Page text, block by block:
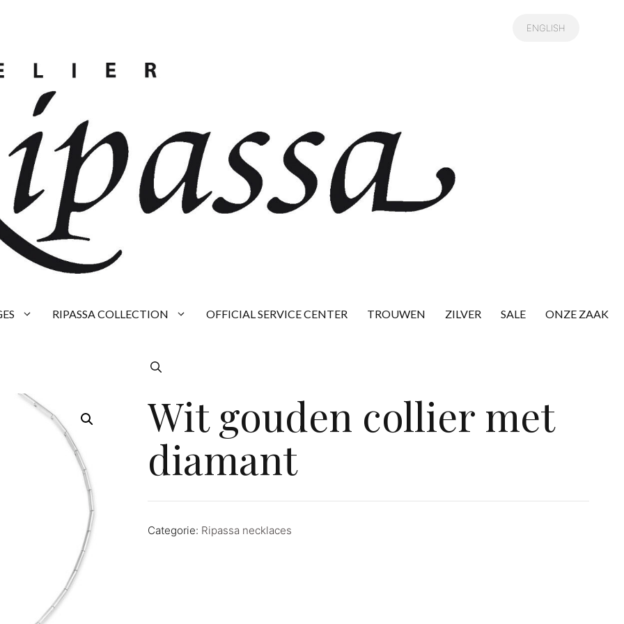
ENGLISH
RIPASSA COLLECTION OFFICIAL SERVICE CENTER TROUWEN ZILVER SALE ONZE ZAAK
Wit gouden collier met
diamant
Categorie: Ripassa necklaces